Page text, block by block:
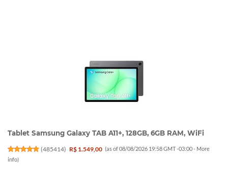
Tablet Samsung Galaxy TAB A11+, 128GB, 6GB RAM, WiFi
(485414) R$ 1.549,00 (as of 08/08/2026 19:58 GMT -03:00 - More
info)